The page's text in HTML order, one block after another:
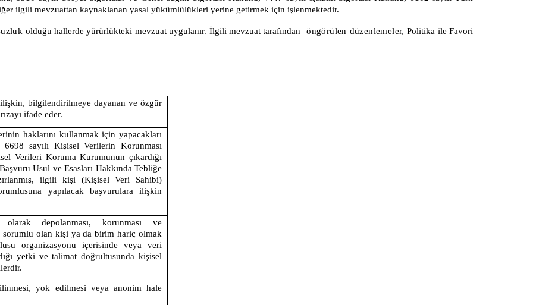
ilgili mevzuattan kaynaklanan yasal yükümlülükleri yerine getirmek için işlenmektedir.
olduğu hallerde yürürlükteki mevzuat uygulanır. İlgili mevzuat tarafından öngörülen düzenlemeler, Politika ileFavori
bilgilendirilmeye dayanan ve özgür
ifade eder.
haklarını kullanmak için yapacakları
6698 sayılı Kişisel Verilerin Korunması
Verileri Koruma Kurumunun çıkardığı
Usul ve Esasları Hakkında Tebliğe
ilgili kişi (Kişisel Veri Sahibi)
yapılacak başvurulara ilişkin
depolanması, korunması ve
sorumlu olan kişi ya da birim hariç olmak
organizasyonu içerisinde veya veri
yetki ve talimat doğrultusunda kişisel
yok edilmesi veya anonim hale